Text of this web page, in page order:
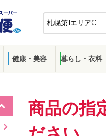
健康・美容 暮らし・衣料
商品の指